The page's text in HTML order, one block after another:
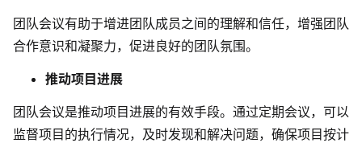
AI生成平衡计分卡
AI生成价值链
团队会议有助于增进团队成员之间的理解和信任，增强团队
合作意识和凝聚力，促进良好的团队氛围。
推动项目进展
团队会议是推动项目进展的有效手段。通过定期会议，可以
监督项目的执行情况，及时发现和解决问题，确保项目按计